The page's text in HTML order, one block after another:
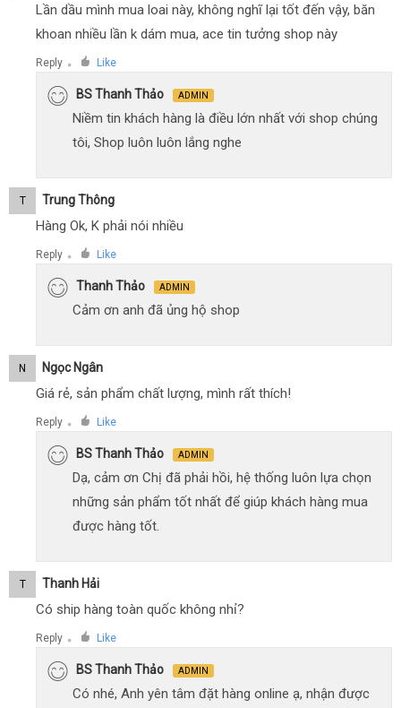
Lần dầu mình mua loai này, không nghĩ lại tốt đến vậy, băn
khoan nhiều lần k dám mua, ace tin tưởng shop này
Reply ● Like
BS Thanh Thảo ADMIN
Niềm tin khách hàng là điều lớn nhất với shop chúng
tôi, Shop luôn luôn lắng nghe
T Trung Thông
Hàng Ok, K phải nói nhiều
Reply ● Like
Thanh Thảo ADMIN
Cảm ơn anh đã ủng hộ shop
N Ngọc Ngân
Giá rẻ, sản phẩm chất lượng, mình rất thích!
Reply ● Like
BS Thanh Thảo ADMIN
Dạ, cảm ơn Chị đã phải hồi, hệ thống luôn lựa chọn
những sản phẩm tốt nhất để giúp khách hàng mua
được hàng tốt.
T Thanh Hải
Có ship hàng toàn quốc không nhỉ?
Reply ● Like
BS Thanh Thảo ADMIN
Có nhé, Anh yên tâm đặt hàng online ạ, nhận được